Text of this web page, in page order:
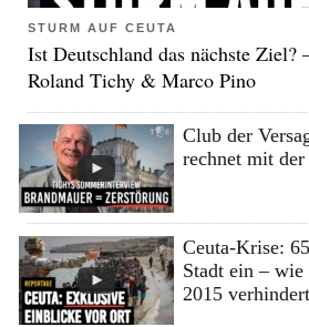
STURM AUF CEUTA
Ist Deutschland das nächste Ziel?
Roland Tichy & Marco Pino
Club der
rechnet mit
Ceuta-Krise:
Stadt ein – wie
2015 verhindert